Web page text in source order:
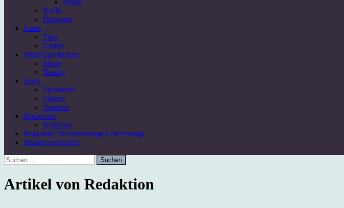
Recht
Ökologie
Natur
Tiere
Garten
Mode und Beauty
Mode
Beauty
Sport
Sportarten
Fitness
Outdoor
Boulevard
Kolumne
Regionale Dienstleistungen (Werbung)
Inhaltsverzeichnis
Suchen
nach:
Artikel von Redaktion